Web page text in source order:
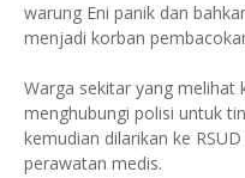
warung Eni panik dan
menjadi korban
Warga sekitar yang melihat
menghubungi polisi untuk
kemudian dilarikan ke
perawatan medis.